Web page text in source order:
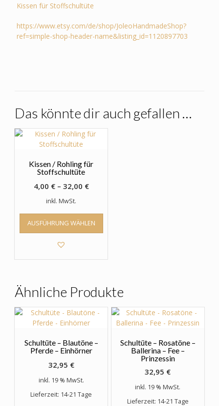
Kissen für Stoffschultüte
https://www.etsy.com/de/shop/JoleoHandmadeShop?
ref=simple-shop-header-name&listing_id=1120897703
Das könnte dir auch gefallen …
Kissen / Rohling für
Stoffschultüte
4,00 €– 32,00 €
inkl. MwSt.
AUSFÜHRUNG WÄHLEN
Dieses
weist
Optionen
können
auf
der
Produktseite
gewählt
werden
Ähnliche Produkte
Schultüte – Blautöne –
Pferde – Einhörner
32,95 €
inkl. 19 % MwSt.
Lieferzeit: 14-21 Tage
Schultüte – Rosatöne –
Ballerina – Fee –
Prinzessin
32,95 €
inkl. 19 % MwSt.
Lieferzeit: 14-21 Tage